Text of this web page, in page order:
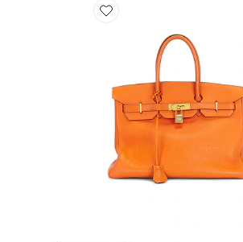
Favorite SAC À MAIN HERMES